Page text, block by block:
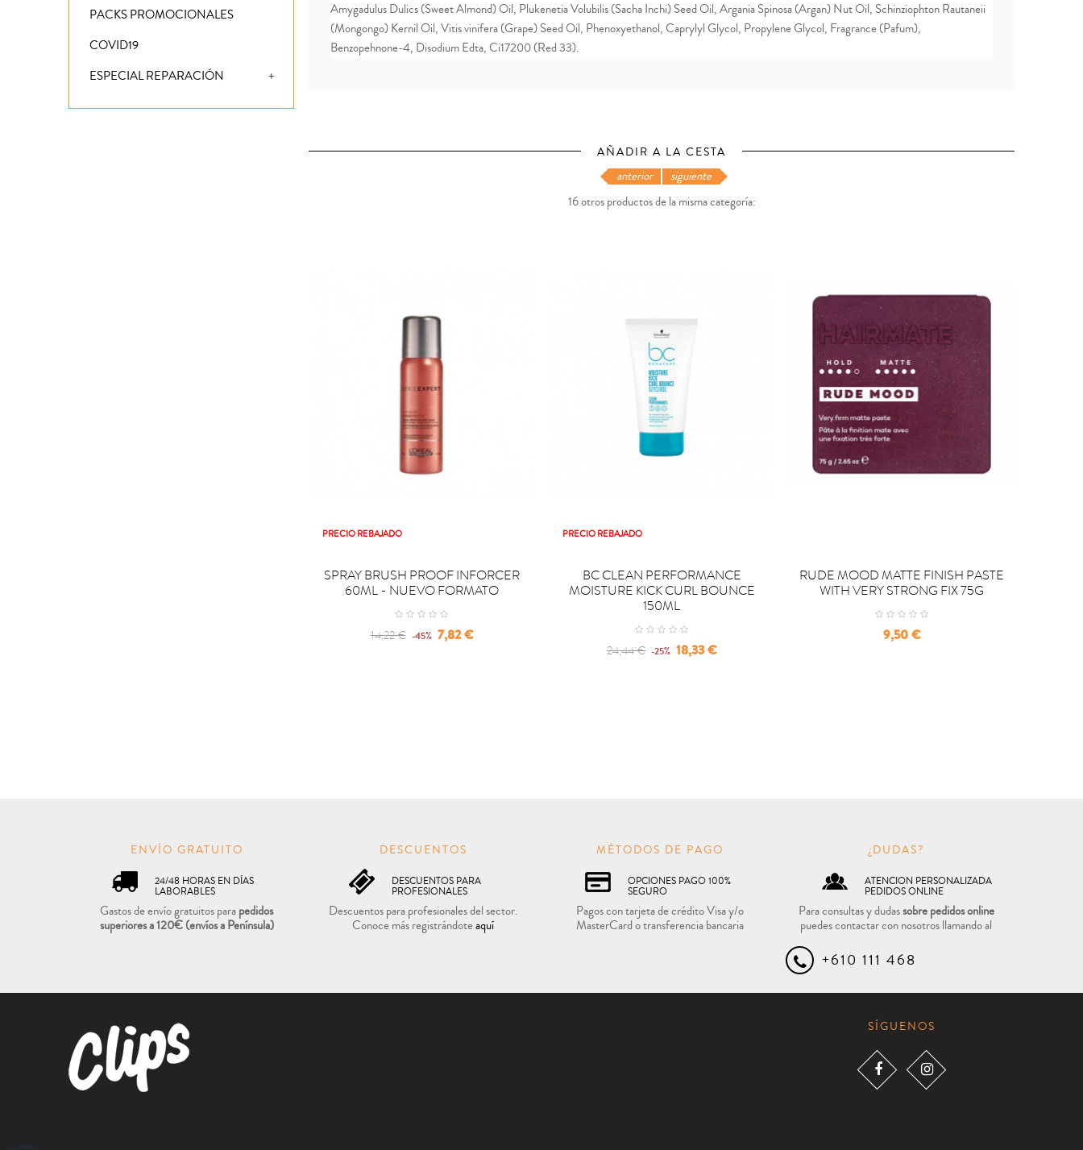
PACKS PROMOCIONALES
COVID19
ESPECIAL REPARACIÓN
Amygadulus Dulics (Sweet Almond) Oil, Plukenetia Volubilis (Sacha Inchi) Seed Oil, Argania Spinosa (Argan) Nut Oil, Schinziophton Rautaneii
(Mongongo) Kernil Oil, Vitis vinifera (Grape) Seed Oil, Phenoxyethanol, Caprylyl Glycol, Propylene Glycol, Fragrance (Pafum),
Benzopehnone-4, Disodium Edta, Ci17200 (Red 33).
AÑADIR A LA CESTA
16 otros productos de la misma categoría:
PRECIO REBAJADO

SPRAY BRUSH PROOF INFORCER
60ML - NUEVO FORMATO
Regular
14,22 € -45% Precio
7,82 €
PRECIO REBAJADO
BC CLEAN PERFORMANCE
MOISTURE KICK CURL BOUNCE
150ML
Regular
24,44 € -25% Precio
18,33 €

RUDE MOOD MATTE FINISH PASTE
WITH VERY STRONG FIX 75G
Precio
9,50 €
anterior siguiente
ENVÍO GRATUITO
24/48 HORAS EN DÍAS
LABORABLES
Gastos de envío gratuitos parapedidos
superiores a 120€(envíos a Península)
DESCUENTOS
DESCUENTOS PARA
PROFESIONALES
Descuentos para profesionales del sector.
Conoce más registrándoteaquí
MÉTODOS DE PAGO
OPCIONES PAGO 100%
SEGURO
Pagos con tarjeta de crédito Visa y/o
MasterCard o transferencia bancaria
¿DUDAS?
ATENCION PERSONALIZADA
PEDIDOS ONLINE
Para consultas y dudassobre pedidos online
puedes contactar con nosotros llamando al
+610 111 468
SÍGUENOS